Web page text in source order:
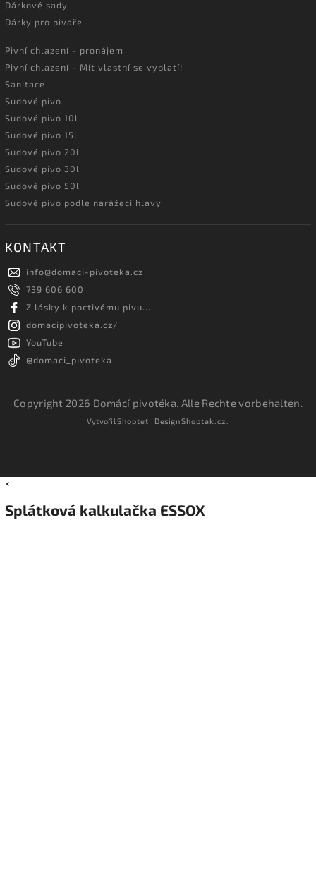
Dárkové sady
Dárky pro pivaře
Pivní chlazení - pronájem
Pivní chlazení - Mít vlastní se vyplatí!
Sanitace
Sudové pivo
Sudové pivo 10l
Sudové pivo 15l
Sudové pivo 20l
Sudové pivo 30l
Sudové pivo 50l
Sudové pivo podle narážecí hlavy
KONTAKT
info@domaci-pivoteka.cz
739 606 600
Z lásky k poctivému pivu...
domacipivoteka.cz/
YouTube
@domaci_pivoteka
Copyright 2026 Domácí pivotéka. Alle Rechte vorbehalten.
VytvořilShoptet | DesignShoptak.cz.
×
Splátková kalkulačka ESSOX